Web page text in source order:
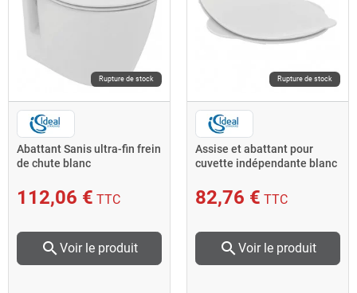
Rupture de stock
Abattant Sanis ultra-fin frein
de chute blanc
112,06 € TTC
search Voir le produit
Rupture de stock
Assise et abattant pour
cuvette indépendante blanc
82,76 € TTC
search Voir le produit